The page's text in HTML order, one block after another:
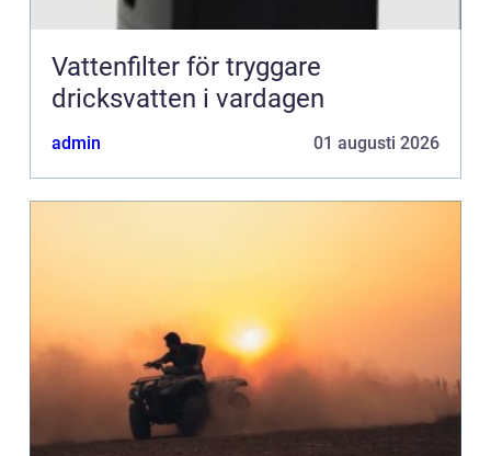
Vattenfilter för tryggare
dricksvatten i vardagen
admin 01 augusti 2026